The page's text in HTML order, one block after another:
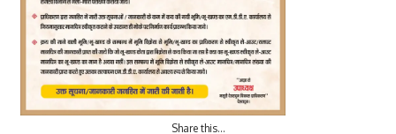
Share this…